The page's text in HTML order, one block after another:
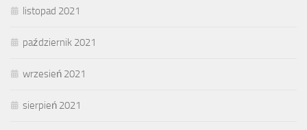
listopad 2021
październik 2021
wrzesień 2021
sierpień 2021